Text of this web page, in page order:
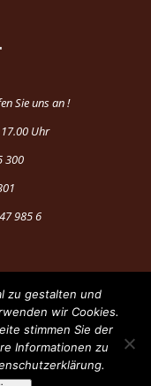
Sie uns an !
Uhr
300
985 6
zu gestalten und
wir Cookies.
stimmen Sie der
Informationen zu